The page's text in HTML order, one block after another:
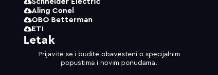
Aling Conel
OBO Betterman
ETI
Letak
Prijavite se i budite obavesteni o specijalnim
popustima i novim ponudama.